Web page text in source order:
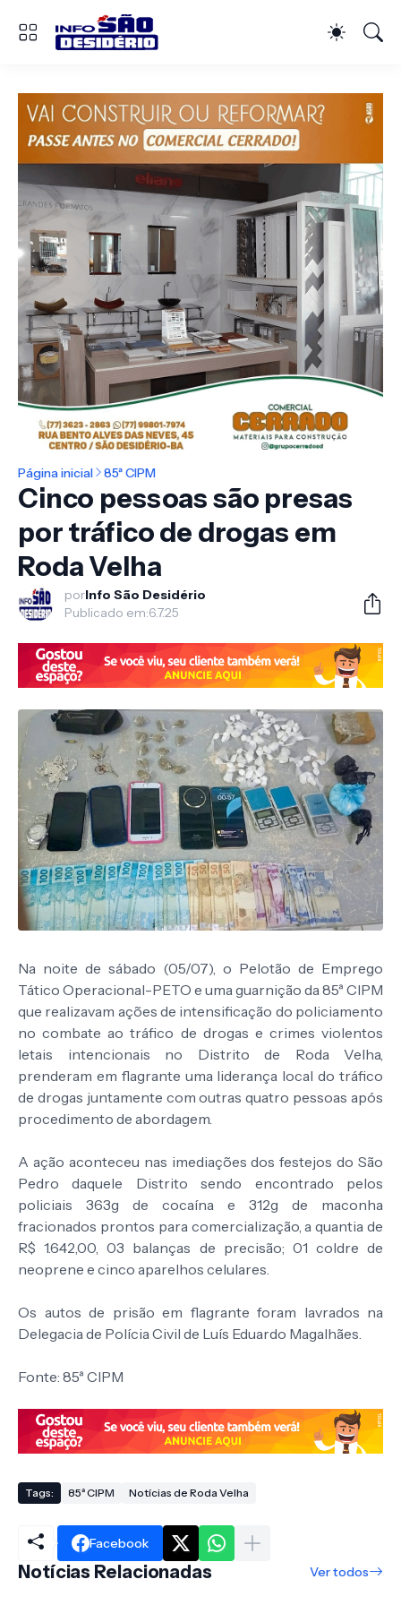
Página inicial 85ª CIPM
Cinco pessoas são presas
por tráfico de drogas em
Roda Velha
porInfo São Desidério
Publicado em:6.7.25
Na noite de sábado (05/07), o Pelotão de Emprego
Tático Operacional-PETO e uma guarnição da 85ª CIPM
que realizavam ações de intensificação do policiamento
no combate ao tráfico de drogas e crimes violentos
letais intencionais no Distrito de Roda Velha,
prenderam em flagrante uma liderança local do tráfico
de drogas juntamente com outras quatro pessoas após
procedimento de abordagem.
A ação aconteceu nas imediações dos festejos do São
Pedro daquele Distrito sendo encontrado pelos
policiais 363g de cocaína e 312g de maconha
fracionados prontos para comercialização, a quantia de
R$ 1.642,00, 03 balanças de precisão; 01 coldre de
neoprene e cinco aparelhos celulares.
Os autos de prisão em flagrante foram lavrados na
Delegacia de Polícia Civil de Luís Eduardo Magalhães.
Fonte: 85ª CIPM
Tags: 85ª CIPM Notícias de Roda Velha
Facebook
Notícias Relacionadas Ver todos